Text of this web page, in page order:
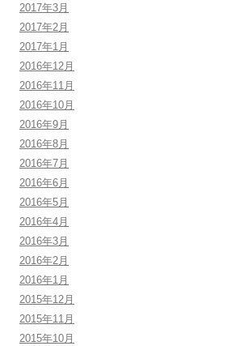
2017年3月
2017年2月
2017年1月
2016年12月
2016年11月
2016年10月
2016年9月
2016年8月
2016年7月
2016年6月
2016年5月
2016年4月
2016年3月
2016年2月
2016年1月
2015年12月
2015年11月
2015年10月